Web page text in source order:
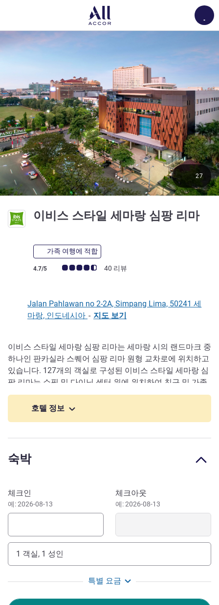
이비스 스타일 세마랑 심팡 리마3.5
가족 여행에 적합
고객 평점 (ALL 평가)
4.7/5 40 리뷰
27
Jalan Pahlawan no 2-2A, Simpang Lima, 50241 세
마랑, 인도네시아 - 지도 보기
호텔설명
이비스 스타일 세마랑 심팡 리마는 세마랑 시의 랜드마크 중
하나인 판카실라 스퀘어 심팡 리마 원형 교차로에 위치하고
있습니다. 127개의 객실로 구성된 이비스 스타일 세마랑 심
팡 리마는 쇼핑 및 다이닝 센터 위에 위치하여 친구 및 가족
과의 회의나 휴가 여행에 이상적인 선택입니다.
이비스 스타일 세마랑 심팡 리마는 쉽게 접근할 수 있습니
품 센터 잘란 판다나란에서 5분, 폰콜 역에서 10분, 공항에
호텔 정보
숙박
이 호텔 예약하기
체크인
예: 2026-08-13
체크아웃
예: 2026-08-13
1 객실, 1 성인
특별 요금